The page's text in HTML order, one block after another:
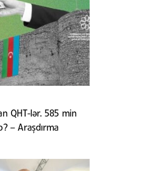
QHT-lər. 585 min
– Araşdırma